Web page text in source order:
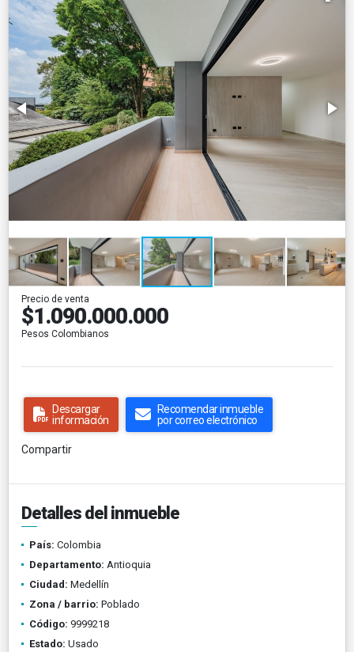
Precio de venta
$1.090.000.000
Pesos Colombianos
Descargar
información
Recomendar inmueble
por correo electrónico
Compartir
Detalles del inmueble
País: Colombia
Departamento: Antioquia
Ciudad: Medellín
Zona / barrio: Poblado
Código: 9999218
Estado: Usado